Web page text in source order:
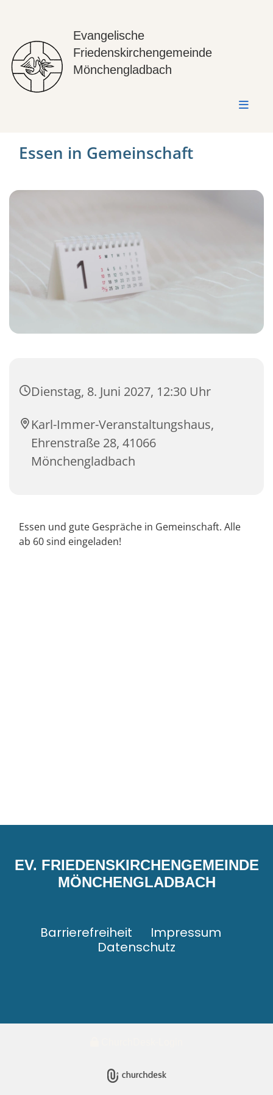
Evangelische
Friedenskirchengemeinde
Mönchengladbach
Essen in Gemeinschaft
Dienstag, 8. Juni 2027, 12:30 Uhr
Karl-Immer-Veranstaltungshaus,
Ehrenstraße 28, 41066
Mönchengladbach
Essen und gute Gespräche in Gemeinschaft. Alle
ab 60 sind eingeladen!
EV. FRIEDENSKIRCHENGEMEINDE
MÖNCHENGLADBACH
Barrierefreiheit
Impressum
Datenschutz